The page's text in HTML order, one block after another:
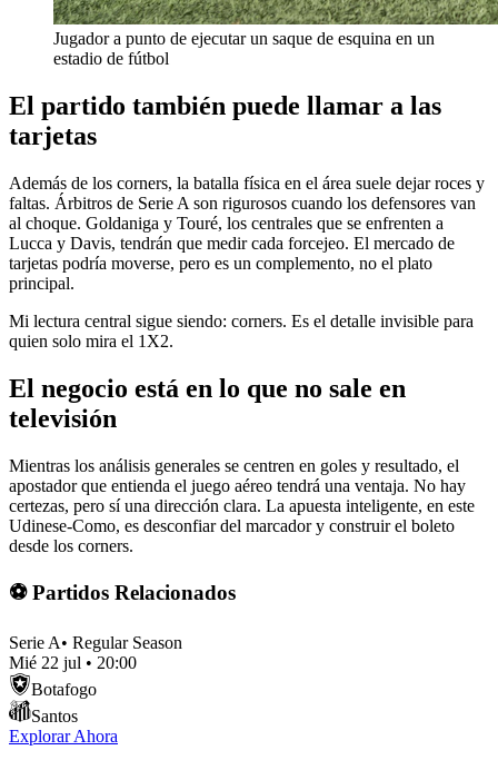
Jugador a punto de ejecutar un saque de esquina en un
estadio de fútbol
El partido también puede llamar a las
tarjetas
Además de los corners, la batalla física en el área suele dejar roces y
faltas. Árbitros de Serie A son rigurosos cuando los defensores van
al choque. Goldaniga y Touré, los centrales que se enfrenten a
Lucca y Davis, tendrán que medir cada forcejeo. El mercado de
tarjetas podría moverse, pero es un complemento, no el plato
principal.
Mi lectura central sigue siendo: corners. Es el detalle invisible para
quien solo mira el 1X2.
El negocio está en lo que no sale en
televisión
Mientras los análisis generales se centren en goles y resultado, el
apostador que entienda el juego aéreo tendrá una ventaja. No hay
certezas, pero sí una dirección clara. La apuesta inteligente, en este
Udinese-Como, es desconfiar del marcador y construir el boleto
desde los corners.
⚽ Partidos Relacionados
Serie A• Regular Season
Mié 22 jul • 20:00
Botafogo
Santos
Explorar Ahora